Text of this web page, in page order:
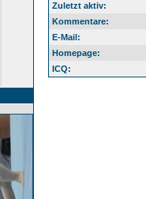
Zuletzt aktiv:
Kommentare:
E-Mail:
Homepage:
ICQ: